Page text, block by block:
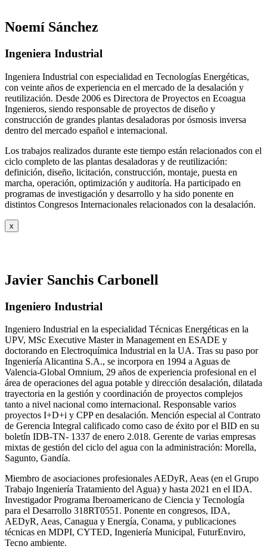
Noemí Sánchez
Ingeniera Industrial
Ingeniera Industrial con especialidad en Tecnologías Energéticas,
con veinte años de experiencia en el mercado de la desalación y
reutilización. Desde 2006 es Directora de Proyectos en Ecoagua
Ingenieros, siendo responsable de proyectos de diseño y
construcción de grandes plantas desaladoras por ósmosis inversa
dentro del mercado español e internacional.
Los trabajos realizados durante este tiempo están relacionados con el
ciclo completo de las plantas desaladoras y de reutilización:
definición, diseño, licitación, construcción, montaje, puesta en
marcha, operación, optimización y auditoría. Ha participado en
programas de investigación y desarrollo y ha sido ponente en
distintos Congresos Internacionales relacionados con la desalación.
x
Javier Sanchis Carbonell
Ingeniero Industrial
Ingeniero Industrial en la especialidad Técnicas Energéticas en la
UPV, MSc Executive Master in Management en ESADE y
doctorando en Electroquímica Industrial en la UA. Tras su paso por
Ingeniería Alicantina S.A., se incorpora en 1994 a Aguas de
Valencia-Global Omnium, 29 años de experiencia profesional en el
área de operaciones del agua potable y dirección desalación, dilatada
trayectoria en la gestión y coordinación de proyectos complejos
tanto a nivel nacional como internacional. Responsable varios
proyectos I+D+i y CPP en desalación. Mención especial al Contrato
de Gerencia Integral calificado como caso de éxito por el BID en su
boletín IDB-TN- 1337 de enero 2.018. Gerente de varias empresas
mixtas de gestión del ciclo del agua con la administración: Morella,
Sagunto, Gandía.
Miembro de asociaciones profesionales AEDyR, Aeas (en el Grupo
Trabajo Ingeniería Tratamiento del Agua) y hasta 2021 en el IDA.
Investigador Programa Iberoamericano de Ciencia y Tecnología
para el Desarrollo 318RT0551. Ponente en congresos, IDA,
AEDyR, Aeas, Canagua y Energía, Conama, y publicaciones
técnicas en MDPI, CYTED, Ingeniería Municipal, FuturEnviro,
Tecno ambiente.